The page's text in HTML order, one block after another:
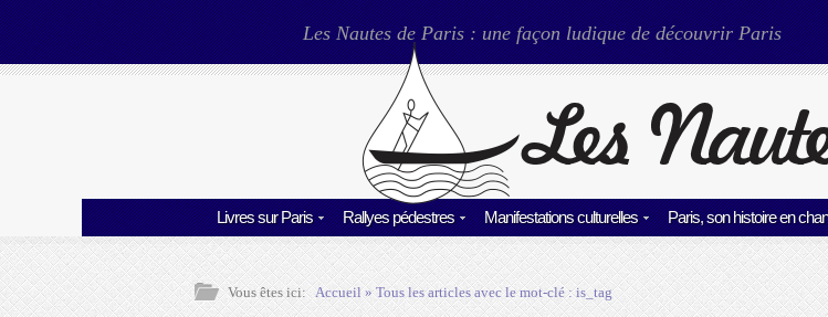
Les Nautes de Paris : une façon ludique de découvrir Paris
Livres sur Paris Rallyes pédestres Manifestations culturelles Paris, son histoire en
Vous êtes ici: Accueil» Tous les articles avec le mot-clé :is_tag